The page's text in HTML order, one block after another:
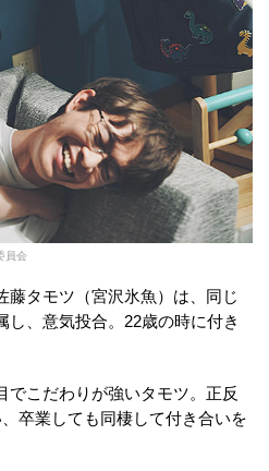
員会
藤タモツ（宮沢氷魚）は、同じ
し、意気投合。22歳の時に付き
でこだわりが強いタモツ。正反
卒業しても同棲して付き合いを